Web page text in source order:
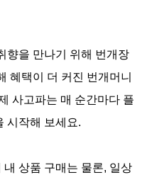
향을 만나기 위해 번개장
혜택이 더 커진 번개머니
사고파는 매 순간마다 플
시작해 보세요.
상품 구매는 물론, 일상